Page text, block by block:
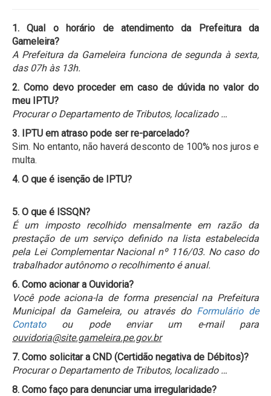
1. Qual o horário de atendimento da Prefeitura da
Gameleira?
A Prefeitura da Gameleira funciona de segunda à sexta,
das 07h às 13h.
2. Como devo proceder em caso de dúvida no valor do
meu IPTU?
Procurar o Departamento de Tributos, localizado …
3. IPTU em atraso pode ser re-parcelado?
Sim. No entanto, não haverá desconto de 100% nos juros e
multa.
4. O que é isenção de IPTU?
5. O que é ISSQN?
É um imposto recolhido mensalmente em razão da
prestação de um serviço definido na lista estabelecida
pela Lei Complementar Nacional nº 116/03. No caso do
trabalhador autônomo o recolhimento é anual.
6. Como acionar a Ouvidoria?
Você pode aciona-la de forma presencial na Prefeitura
Municipal da Gameleira, ou através do Formulário de
Contatoou pode enviar um e-mail para
ouvidoria@site.gameleira.pe.gov.br
7. Como solicitar a CND (Certidão negativa de Débitos)?
Procurar o Departamento de Tributos, localizado …
8. Como faço para denunciar uma irregularidade?